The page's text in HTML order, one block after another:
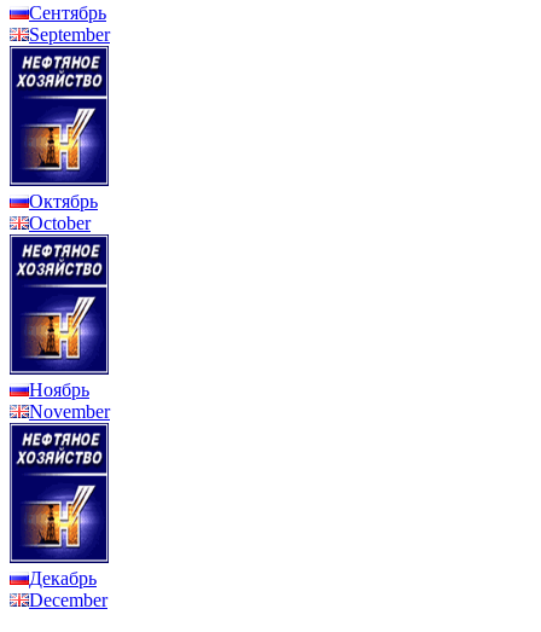
Сентябрь
September
Октябрь
October
Ноябрь
November
Декабрь
December